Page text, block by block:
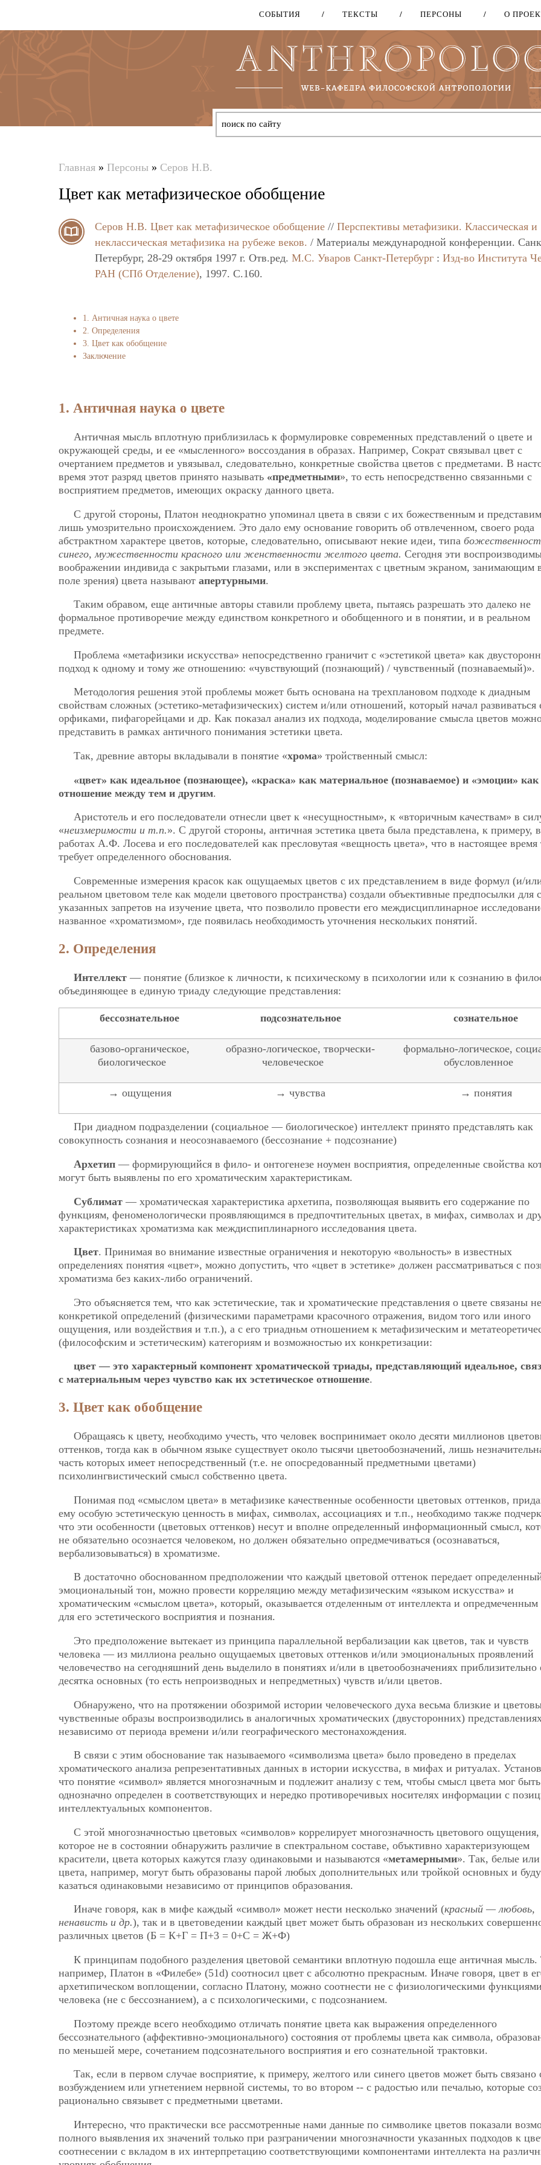
Перейти
основному
содержанию
СОБЫТИЯ ТЕКСТЫ ПЕРСОНЫ О
здесь
Главная » Персоны » Серов Н.В.
Цвет как метафизическое обобщение
Серов Н.В. Цвет как метафизическое обобщение // Перспективы метафизики. Классическая и
неклассическая метафизика на рубеже веков. / Материалы международной конференции.
Петербург, 28-29 октября 1997 г. Отв.ред. М.С. Уваров Санкт-Петербург : Изд-во Института
РАН (СПб Отделение), 1997. C.160.
1. Античная наука о цвете
2. Определения
3. Цвет как обобщение
Заключение
1. Античная наука о цвете
Античная мысль вплотную приблизилась к формулировке современных представлений о цвете и
окружающей среды, и ее «мысленного» воссоздания в образах. Например, Сократ связывал цвет с
очертанием предметов и увязывал, следовательно, конкретные свойства цветов с предметами. В
время этот разряд цветов принято называть «предметными», то есть непосредственно связанньми с
восприятием предметов, имеющих окраску данного цвета.
С другой стороны, Платон неоднократно упоминал цвета в связи с их божественным и
лишь умозрительно происхождением. Это дало ему основание говорить об отвлеченном, своего рода
абстрактном характере цветов, которые, следовательно, описывают некие идеи, типа
синего, мужественности красного или женственности желтого цвета. Сегодня эти
воображении индивида с закрытьми глазами, или в экспериментах с цветным экраном, занимающим
поле зрения) цвета называют апертурными.
Таким обравом, еще античные авторы ставили проблему цвета, пытаясь разрешать это далеко не
формальное противоречие между единством конкретного и обобщенного и в понятии, и в реальном
предмете.
Проблема «метафизики искусства» непосредственно граничит с «эстетикой цвета» как
подход к одному и тому же отношению: «чувствующий (познающий) / чувственный (познаваемый)».
Методология решения этой проблемы может быть основана на трехплановом подходе к диадным
свойствам сложных (эстетико-метафизических) систем и/или отношений, который начал развиваться
орфиками, пифагорейцами и др. Как показал анализ их подхода, моделирование смысла цветов
представить в рамках античного понимания эстетики цвета.
Так, древние авторы вкладывали в понятие «хрома» тройственный смысл:
«цвет» как идеальное (познающее), «краска» как материальное (познаваемое) и «эмоции» как
отношение между тем и другим.
Аристотель и его последователи отнесли цвет к «несущностным», к «вторичным качествам» в
«неизмеримости и т.п.». С другой стороны, античная эстетика цвета была представлена, к примеру, в
работах А.Ф. Лосева и его последователей как пресловутая «вещность цвета», что в настоящее время
требует определенного обоснования.
Современные измерения красок как ощущаемых цветов с их представлением в виде формул (и/
реальном цветовом теле как модели цветового пространства) создали объективные предпосылки для
указанных запретов на изучение цвета, что позволило провести его междисциплинарное
названное «хроматизмом», где появилась необходимость уточнения нескольких понятий.
2. Определения
Интеллект — понятие (близкое к личности, к психическому в психологии или к сознанию в
объединяющее в единую триаду следующие представления:
бессознательное подсознательное сознательное
базово-органическое,
биологическое
образно-логическое, творчески-
человеческое
формально-логическое,
обусловленное
→ ощущения → чувства → понятия
При диадном подразделении (социальное — биологическое) интеллект принято представлять как
совокупность сознания и неосознаваемого (бессознание + подсознание)
Архетип — формирующийся в фило- и онтогенезе ноумен восприятия, определенные свойства
могут быть выявлены по его хроматическим характеристикам.
Сублимат — хроматическая характеристика архетипа, позволяющая выявить его содержание по
функциям, феноменологически проявляющимся в предпочтительных цветах, в мифах, символах и
характеристиках хроматизма как междиспиплинарного исследования цвета.
Цвет. Принимая во внимание известные ограничения и некоторую «вольность» в известных
определениях понятия «цвет», можно допустить, что «цвет в эстетике» должен рассматриваться с
хроматизма без каких-либо ограничений.
Это объясняется тем, что как эстетические, так и хроматические представления о цвете связаны
конкретикой определений (физическими параметрами красочного отражения, видом того или иного
ощущения, или воздействия и т.п.), а с его триадньм отношением к метафизическим и
(философским и эстетическим) категориям и возможностью их конкретизации:
цвет — это характерный компонент хроматической триады, представляющий идеальное,
с материальным через чувство как их эстетическое отношение.
3. Цвет как обобщение
Обращаясь к цвету, необходимо учесть, что человек воспринимает около десяти миллионов
оттенков, тогда как в обычном языке существует около тысячи цветообозначений, лишь
часть которых имеет непосредственный (т.е. не опосредованный предметными цветами)
психолингвистический смысл собственно цвета.
Понимая под «смыслом цвета» в метафизике качественные особенности цветовых оттенков,
ему особую эстетическую ценность в мифах, символах, ассоциациях и т.п., необходимо также
что эти особенности (цветовых оттенков) несут и вполне определенный информационный смысл,
не обязательно осознается человеком, но должен обязательно опредмечиваться (осознаваться,
вербализовываться) в хроматизме.
В достаточно обоснованном предположении что каждый цветовой оттенок передает
эмоциональный тон, можно провести корреляцию между метафизическим «языком искусства» и
хроматическим «смыслом цвета», который, оказывается отделенным от интеллекта и опредмеченным
для его эстетического восприятия и познания.
Это предположение вытекает из принципа параллельной вербализации как цветов, так и чувств
человека — из миллиона реально ощущаемых цветовых оттенков и/или эмоциональных проявлений
человечество на сегодняшний день выделило в понятиях и/или в цветообозначениях приблизительно
десятка основных (то есть непроизводных и непредметных) чувств и/или цветов.
Обнаружено, что на протяжении обозримой истории человеческого духа весьма близкие и
чувственные образы воспроизводились в аналогичных хроматических (двусторонних)
независимо от периода времени и/или географического местонахождения.
В связи с этим обоснование так называемого «символизма цвета» было проведено в пределах
хроматического анализа репрезентативных данных в истории искусства, в мифах и ритуалах.
что понятие «символ» является многозначным и подлежит анализу с тем, чтобы смысл цвета мог быть
однозначно определен в соответствующих и нередко противоречивых носителях информации с
интеллектуальных компонентов.
С этой многозначностью цветовых «символов» коррелирует многозначность цветового ощущения,
которое не в состоянии обнаружить различие в спектральном составе, объктивно характеризующем
красители, цвета которых кажутся глазу одинаковыми и называются «метамерными». Так, белые
цвета, например, могут быть образованы парой любых дополнительных или тройкой основных и
казаться одинаковыми независимо от принципов образования.
Иначе говоря, как в мифе каждый «символ» может нести несколько значений (красный — любовь,
ненависть и др.), так и в цветоведении каждый цвет может быть образован из нескольких
различных цветов (Б = К+Г = П+3 = 0+С = Ж+Ф)
К принципам подобного разделения цветовой семантики вплотную подошла еще античная мысль.
например, Платон в «Филебе» (51d) соотносил цвет с абсолютно прекрасным. Иначе говоря, цвет в
архетипическом воплощении, согласно Платону, можно соотнести не с физиологическими функциями
человека (не с бессознанием), а с психологическими, с подсознанием.
Поэтому прежде всего необходимо отличать понятие цвета как выражения определенного
бессознательного (аффективно-эмоционального) состояния от проблемы цвета как символа,
по меньшей мере, сочетанием подсознательного восприятия и его сознательной трактовки.
Так, если в первом случае восприятие, к примеру, желтого или синего цветов может быть связано
возбуждением или угнетением нервной системы, то во втором -- с радостью или печалью, которые
рационально связывет с предметными цветами.
Интересно, что практически все рассмотренные нами данные по символике цветов показали
полного выявления их значений только при разграничении многозначности указанных подходов к
соотнесении с вкладом в их интерпретацию соответствующими компонентами интеллекта на